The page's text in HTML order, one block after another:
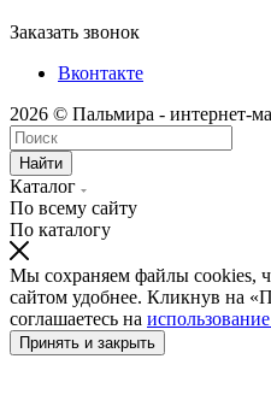
Заказать звонок
Вконтакте
2026 © Пальмира - интернет-
Найти
Каталог
По всему сайту
По каталогу
Мы сохраняем файлы cookies,
сайтом удобнее. Кликнув на
соглашаетесь на
Принять и закрыть